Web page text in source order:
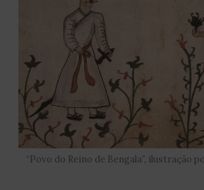
“Povo do Reino de Bengala”, ilustração